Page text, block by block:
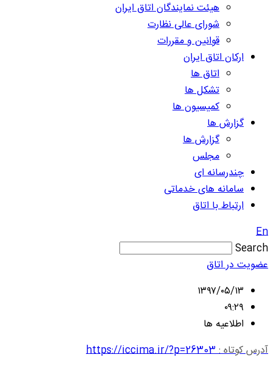
هیئت نمایندگان اتاق ایران
شورای عالی نظارت
قوانین و مقررات
ارکان اتاق ایران
اتاق ها
تشکل ها
کمیسیون ها
گزارش ها
گزارش ها
مجلس
چندرسانه ای
سامانه های خدماتی
ارتباط با اتاق
En
Search
عضویت در اتاق
۱۳۹۷/۰۵/۱۳
۰۹:۲۹
اطلاعیه ها
آدرس کوتاه :https://iccima.ir/?p=26303